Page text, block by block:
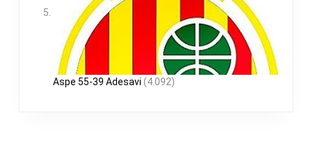
Aspe 55-39 Adesavi (4.092)